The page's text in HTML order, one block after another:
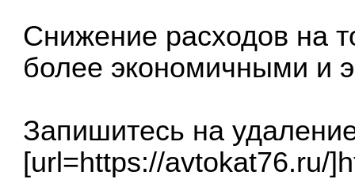
Снижение расходов на
более экономичными и
Запишитесь на
[url=https://avtokat76.ru/